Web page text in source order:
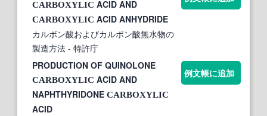
CARBOXYLIC ACID AND
CARBOXYLIC ACID ANHYDRIDE
カルボン酸およびカルボン酸無水物の
製造方法 - 特許庁
PRODUCTION OF QUINOLONE
CARBOXYLIC ACID AND
NAPHTHYRIDONE CARBOXYLIC
ACID
例文帳に追加